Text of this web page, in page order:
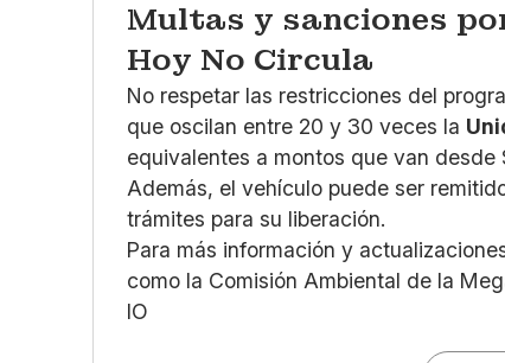
Multas y sanciones
Hoy No Circula
No respetar las restricciones del
que oscilan entre 20 y 30 veces la
equivalentes a montos que van desde
Además, el vehículo puede ser
trámites para su liberación.
Para más información y
como la Comisión Ambiental de la
IO